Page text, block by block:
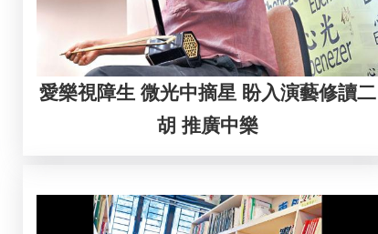
愛樂視障生 微光中摘星 盼入演藝修讀二
胡 推廣中樂